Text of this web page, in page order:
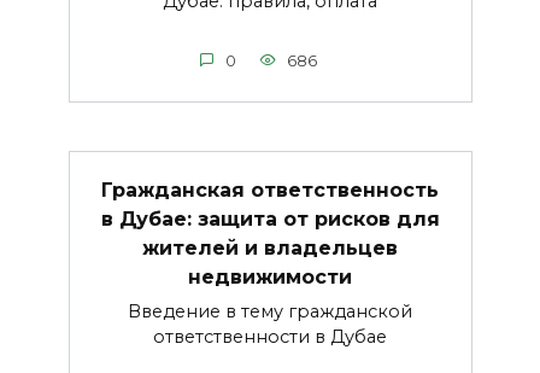
0 686
Гражданская ответственность
в Дубае: защита от рисков для
жителей и владельцев
недвижимости
Введение в тему гражданской
ответственности в Дубае